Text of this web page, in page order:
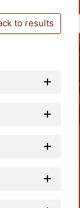
to results